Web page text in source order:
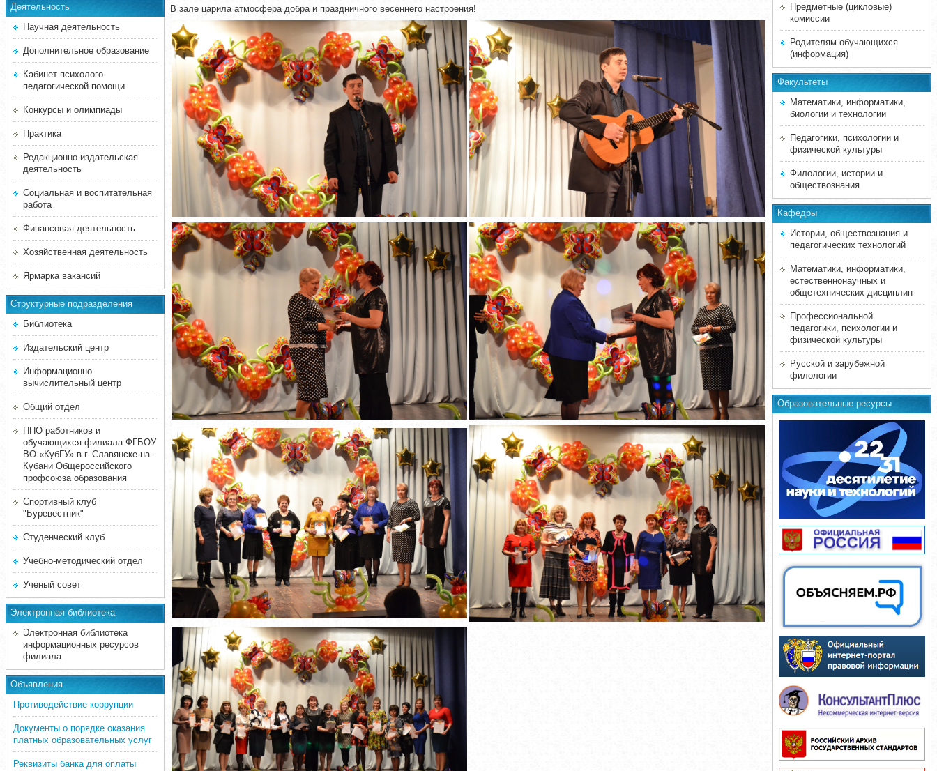
Деятельность
Научная деятельность
Дополнительное образование
Кабинет психолого-
педагогической помощи
Конкурсы и олимпиады
Практика
Редакционно-издательская
деятельность
Социальная и воспитательная
работа
Финансовая деятельность
Хозяйственная деятельность
Ярмарка вакансий
Структурные подразделения
Библиотека
Издательский центр
Информационно-
вычислительный центр
Общий отдел
ППО работников и
обучающихся филиала ФГБОУ
ВО «КубГУ» в г. Славянске-на-
Кубани Общероссийского
профсоюза образования
Спортивный клуб
"Буревестник"
Студенческий клуб
Учебно-методический отдел
Ученый совет
Электронная библиотека
Электронная библиотека
информационных ресурсов
филиала
Объявления
Противодействие коррупции
Документы о порядке оказания
платных образовательных услуг
Реквизиты банка для оплаты
В зале царила атмосфера добра и праздничного весеннего настроения!
Предметные (цикловые)
комиссии
Родителям обучающихся
(информация)
Факультеты
Математики, информатики,
биологии и технологии
Педагогики, психологии и
физической культуры
Филологии, истории и
обществознания
Кафедры
Истории, обществознания и
педагогических технологий
Математики, информатики,
естественнонаучных и
общетехнических дисциплин
Профессиональной
педагогики, психологии и
физической культуры
Русской и зарубежной
филологии
Образовательные ресурсы